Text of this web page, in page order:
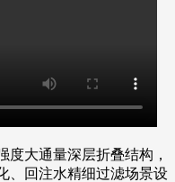
度大通量深层折叠结构，
、回注水精细过滤场景设